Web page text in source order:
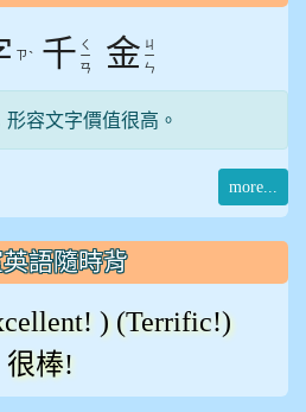
ㄗ ˋ 千 ㄑ
ㄧ
ㄢ
金 ㄐ
ㄧ
ㄣ
容文字價值很高。
more...
語隨時背
) (Terrific!)
很棒!